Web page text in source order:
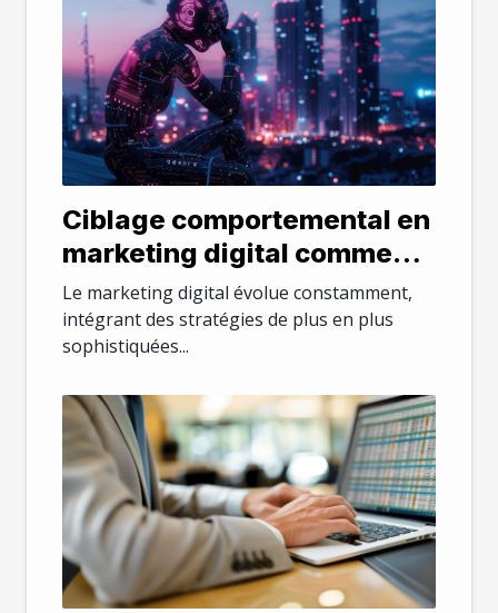
Ciblage comportemental en
marketing digital comment
l'exploiter pour votre
business
Le marketing digital évolue constamment,
intégrant des stratégies de plus en plus
sophistiquées...